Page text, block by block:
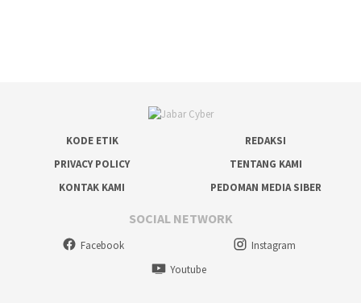
KODE ETIK
REDAKSI
PRIVACY POLICY
TENTANG KAMI
KONTAK KAMI
PEDOMAN MEDIA SIBER
SOCIAL NETWORK
Facebook
Instagram
Youtube